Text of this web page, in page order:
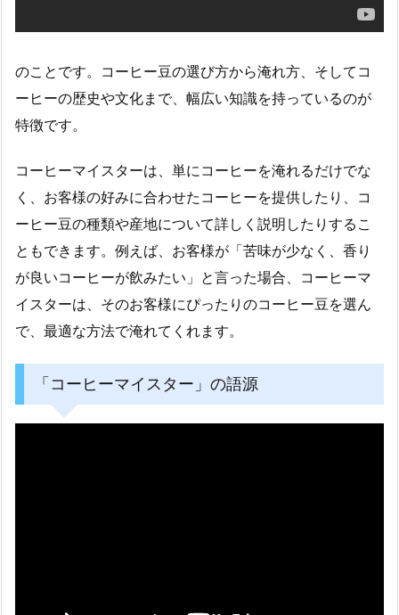
のことです。コーヒー豆の選び方から淹れ方、そしてコ
ーヒーの歴史や文化まで、幅広い知識を持っているのが
特徴です。
コーヒーマイスターは、単にコーヒーを淹れるだけでな
く、お客様の好みに合わせたコーヒーを提供したり、コ
ーヒー豆の種類や産地について詳しく説明したりするこ
ともできます。例えば、お客様が「苦味が少なく、香り
が良いコーヒーが飲みたい」と言った場合、コーヒーマ
イスターは、そのお客様にぴったりのコーヒー豆を選ん
で、最適な方法で淹れてくれます。
「コーヒーマイスター」の語源